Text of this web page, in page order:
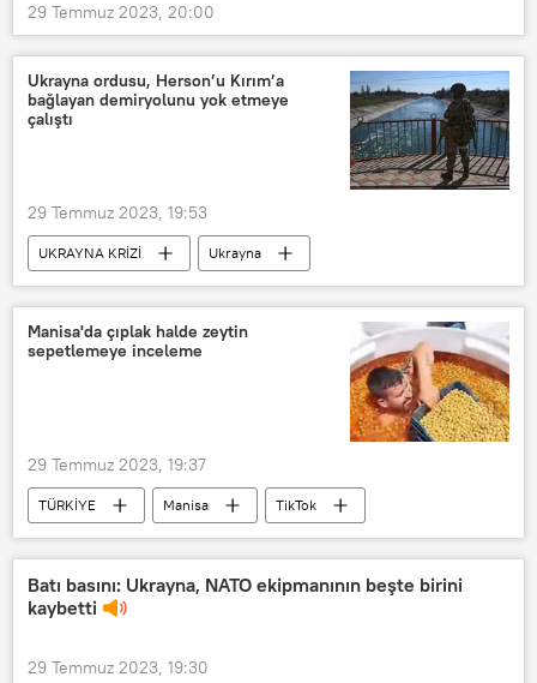
29 Temmuz 2023, 20:00
Ukrayna ordusu, Herson’u Kırım’a
bağlayan demiryolunu yok etmeye
çalıştı
29 Temmuz 2023, 19:53
UKRAYNA KRİZİ
Ukrayna
Ukrayna krizi
Herson
Demiryolu
Storm Shadow
Füze
Kırım
Manisa'da çıplak halde zeytin
sepetlemeye inceleme
29 Temmuz 2023, 19:37
TÜRKİYE Manisa
TikTok
Sosyal medya
çıplak
Batı basını: Ukrayna, NATO ekipmanının beşte birini
kaybetti
29 Temmuz 2023, 19:30